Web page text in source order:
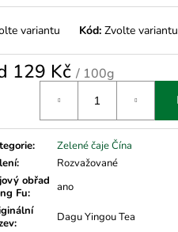
variantu Kód: Zvolte variantu
129 Kč / 100g
:
Zelené čaje Čína
:
Rozvažované
obřad
Fu:
ano
: Dagu Yingou Tea